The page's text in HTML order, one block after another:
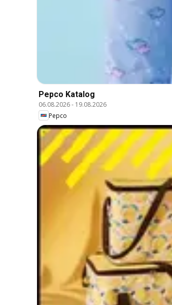
Pepco Katalog
06.08.2026- 19.08.2026
Pepco